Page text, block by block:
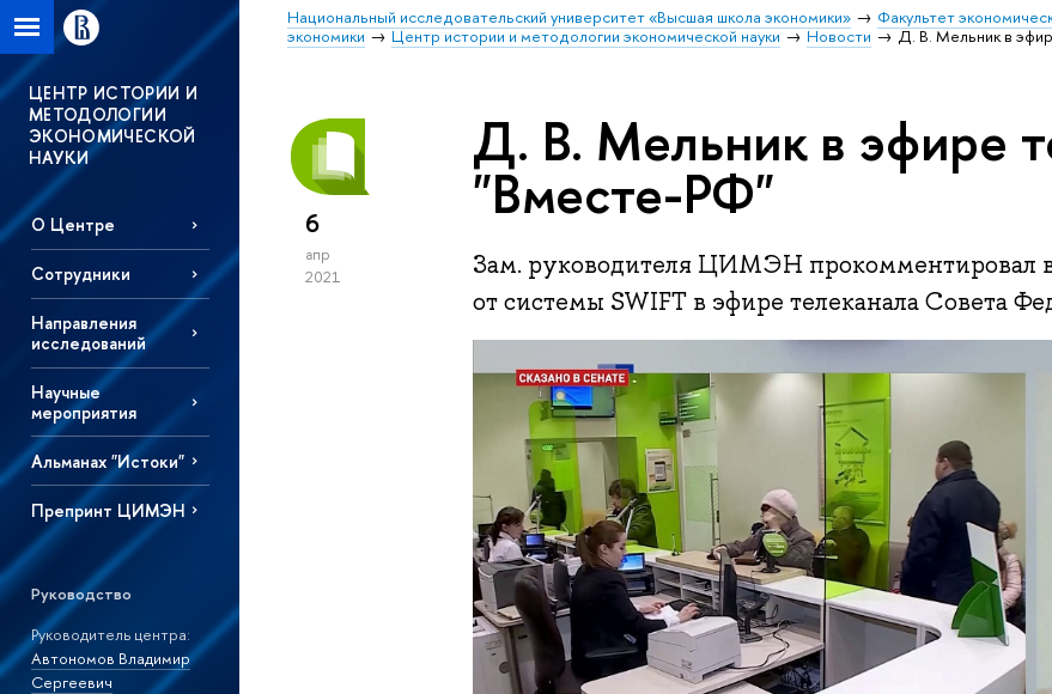
Национальный исследовательский университет «Высшая школа экономики» Факультет
экономики
Центр истории и методологии экономической науки Новости Д. В. Мельник в
ЦЕНТР ИСТОРИИ И
МЕТОДОЛОГИИ
ЭКОНОМИЧЕСКОЙ
НАУКИ
О Центре
Сотрудники
Направления
исследований
Научные
мероприятия
Альманах "Истоки"
Препринт ЦИМЭН
Руководство
Руководитель центра:
Автономов Владимир
Сергеевич
6
апр
2021
Д. В. Мельник в эфире
"Вместе-РФ"
Зам. руководителя ЦИМЭН прокомментировал
от системы SWIFT в эфире телеканала Совета